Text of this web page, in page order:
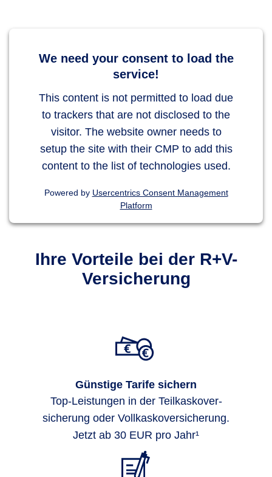
We need your consent to load the
service!
This content is not permitted to load due
to trackers that are not disclosed to the
visitor. The website owner needs to
setup the site with their CMP to add this
content to the list of technologies used.
Powered by Usercentrics Consent Management
Platform
Ihre Vorteile bei der R+V-
Versicherung
Günstige Tarife sichern
Top-Leis­tungen in der Teil­kasko­ver­
siche­rung oder Voll­kasko­ver­siche­rung.
Jetzt ab 30 EUR pro Jahr¹